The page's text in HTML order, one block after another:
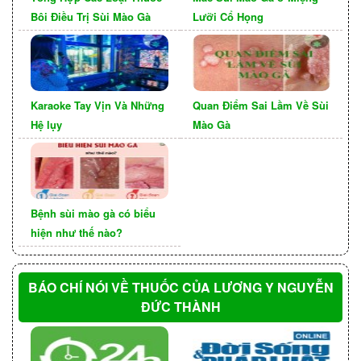
Đau vùng bụng dưới hoặc xương chậu.
Đau khi quan hệ tình dục.
Đau hoặc rát khi đi tiểu.
Khó tiểu.
Chảy máu bất thường giữa các kỳ kinh.
Bôi Điều Trị Sùi Mào Gà
Lưỡi Cổ Họng
Karaoke Tay Vịn Và Những
Hệ lụy
Quan Điểm Sai Lầm Về Sùi
Mào Gà
Bệnh sùi mào gà có biểu
hiện như thế nào?
BÁO CHÍ NÓI VỀ THUỐC CỦA LƯƠNG Y NGUYỄN
ĐỨC THÀNH